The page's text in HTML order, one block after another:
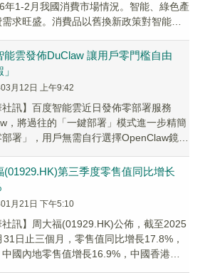
年1-2月我國消費市場情況。智能、綠色產
求旺盛。消費品以舊換新政策對智能、
能雲發佈DuClaw 讓用戶零門檻自由
月12日 上午9:42
社訊】百度智能雲近日發佈零部署服務
，將過往的「一鍵部署」模式進一步精簡
署」，用戶無需自行選擇OpenClaw鏡像
(01929.HK)第三季度零售值同比增长
月21日 下午5:10
社訊】周大福(01929.HK)公佈，截至2025
31日止三個月，零售值同比增長17.8%，
國內地零售值增長16.9%，中國香港、